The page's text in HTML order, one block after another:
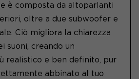
è composta da altoparlanti
oltre a due subwoofer e
Ciò migliora la chiarezza
suoni, creando un
realistico e ben definito, pur
abbinato al tuo